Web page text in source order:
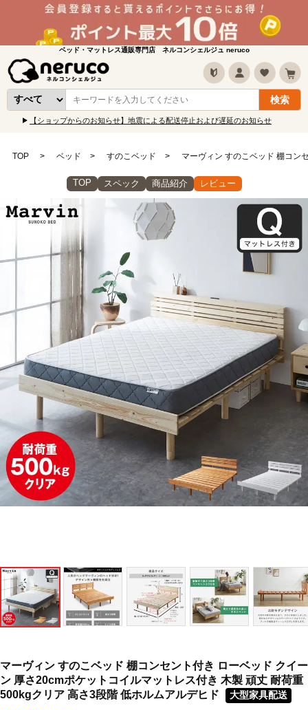
ベッド・マットレス通販専門店 ネルコンシェルジュ neruco
【ショップからのお知らせ】地震による配送停止および遅延のお知らせ
TOP ベッド すのこベッド マーヴィン すのこベッド 棚コン
TOP スペック 商品紹介 レビュー
マーヴィン すのこベッド 棚コンセント付き ローベッド クイー
ン 厚さ20cmポケットコイルマットレス付き 木製 頑丈 耐荷重
500kgクリア 高さ3段階 低ホルムアルデヒド
大型家具配送